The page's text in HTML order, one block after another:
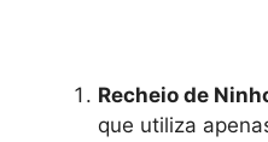
Recheio de
que utiliza